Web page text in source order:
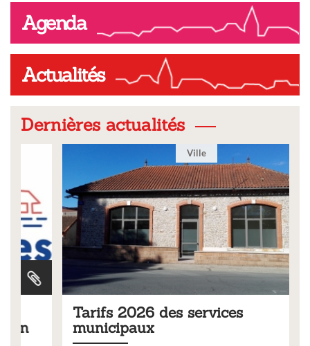
Agenda
Actualités
Dernières actualités
Tarifs 2026 des services
municipaux